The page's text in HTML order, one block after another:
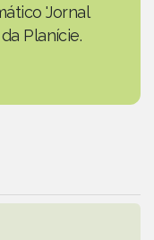
'Jornal
Planície.